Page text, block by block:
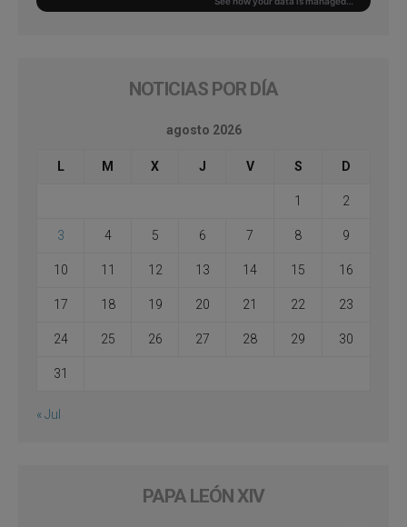
NOTICIAS POR DÍA
agosto 2026
L M X J V S D
1 2
3 4 5 6 7 8 9
10 11 12 13 14 15 16
17 18 19 20 21 22 23
24 25 26 27 28 29 30
31
« Jul
PAPA LEÓN XIV